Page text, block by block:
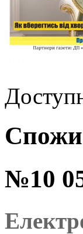
№10